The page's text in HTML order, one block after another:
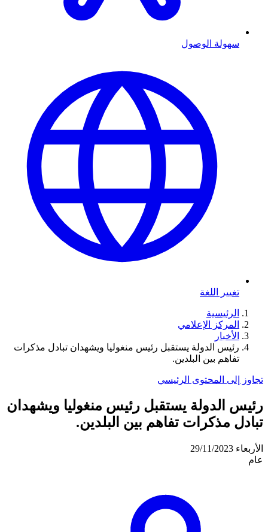
سهولة الوصول
تغيير اللغة
الرئيسية
المركز الإعلامي
الأخبار
رئيس الدولة يستقبل رئيس منغوليا ويشهدان تبادل مذكرات
تفاهم بين البلدين.
تجاوز إلى المحتوى الرئيسي
رئيس الدولة يستقبل رئيس منغوليا ويشهدان
تبادل مذكرات تفاهم بين البلدين.
الأربعاء 29/11/2023
عام